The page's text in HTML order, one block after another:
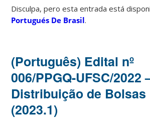
Disculpa, pero esta entrada está
Portugués De Brasil.
(Português) Edital nº
006/PPGQ-UFSC/2022
Distribuição de Bolsas
(2023.1)